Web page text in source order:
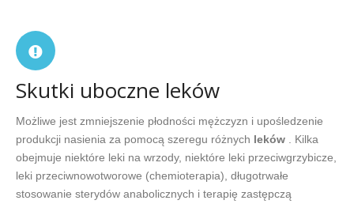
Skutki uboczne leków
Możliwe jest zmniejszenie płodności mężczyzn i upośledzenie
produkcji nasienia za pomocą szeregu różnych leków . Kilka
obejmuje niektóre leki na wrzody, niektóre leki przeciwgrzybicze,
leki przeciwnowotworowe (chemioterapia), długotrwałe
stosowanie sterydów anabolicznych i terapię zastępczą